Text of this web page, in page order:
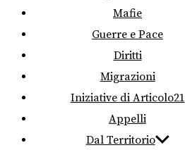
Mafie
Guerre e Pace
Diritti
Migrazioni
Iniziative di Articolo21
Appelli
Dal Territorio